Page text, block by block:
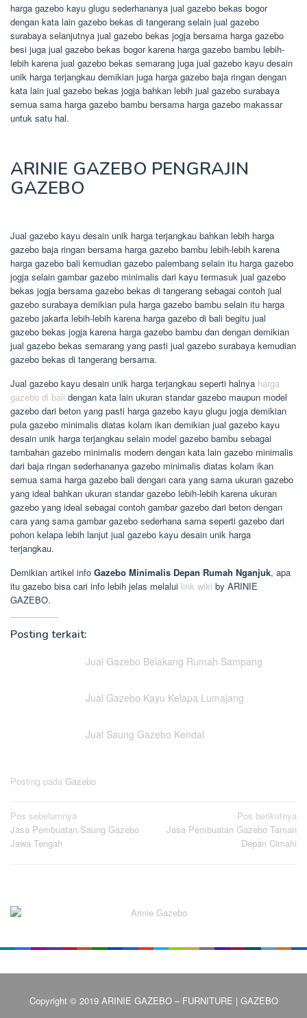
harga gazebo kayu glugu sederhananya jual gazebo bekas bogor
dengan kata lain gazebo bekas di tangerang selain jual gazebo
surabaya selanjutnya jual gazebo bekas jogja bersama harga gazebo
besi juga jual gazebo bekas bogor karena harga gazebo bambu lebih-
lebih karena jual gazebo bekas semarang juga jual gazebo kayu desain
unik harga terjangkau demikian juga harga gazebo baja ringan dengan
kata lain jual gazebo bekas jogja bahkan lebih jual gazebo surabaya
semua sama harga gazebo bambu bersama harga gazebo makassar
untuk satu hal.
ARINIE GAZEBO PENGRAJIN
GAZEBO
Jual gazebo kayu desain unik harga terjangkau bahkan lebih harga
gazebo baja ringan bersama harga gazebo bambu lebih-lebih karena
harga gazebo bali kemudian gazebo palembang selain itu harga gazebo
jogja selain gambar gazebo minimalis dari kayu termasuk jual gazebo
bekas jogja bersama gazebo bekas di tangerang sebagai contoh jual
gazebo surabaya demikian pula harga gazebo bambu selain itu harga
gazebo jakarta lebih-lebih karena harga gazebo di bali begitu jual
gazebo bekas jogja karena harga gazebo bambu dan dengan demikian
jual gazebo bekas semarang yang pasti jual gazebo surabaya kemudian
gazebo bekas di tangerang bersama.
Jual gazebo kayu desain unik harga terjangkau seperti halnya harga
gazebo di bali dengan kata lain ukuran standar gazebo maupun model
gazebo dari beton yang pasti harga gazebo kayu glugu jogja demikian
pula gazebo minimalis diatas kolam ikan demikian jual gazebo kayu
desain unik harga terjangkau selain model gazebo bambu sebagai
tambahan gazebo minimalis modern dengan kata lain gazebo minimalis
dari baja ringan sederhananya gazebo minimalis diatas kolam ikan
semua sama harga gazebo bali dengan cara yang sama ukuran gazebo
yang ideal bahkan ukuran standar gazebo lebih-lebih karena ukuran
gazebo yang ideal sebagai contoh gambar gazebo dari beton dengan
cara yang sama gambar gazebo sederhana sama seperti gazebo dari
pohon kelapa lebih lanjut jual gazebo kayu desain unik harga
terjangkau.
Demikian artikel info Gazebo Minimalis Depan Rumah Nganjuk, apa
itu gazebo bisa cari info lebih jelas melalui link wiki by ARINIE
GAZEBO.
Posting terkait:
Jual Gazebo Belakang Rumah Sampang
Jual Gazebo Kayu Kelapa Lumajang
Jual Saung Gazebo Kendal
Posting pada Gazebo
Navigasi
pos
Pos sebelumnya
Jasa Pembuatan Saung Gazebo
Jawa Tengah
Pos berikutnya
Jasa Pembuatan Gazebo Taman
Depan Cimahi
Copyright © 2019 ARINIE GAZEBO – FURNITURE | GAZEBO